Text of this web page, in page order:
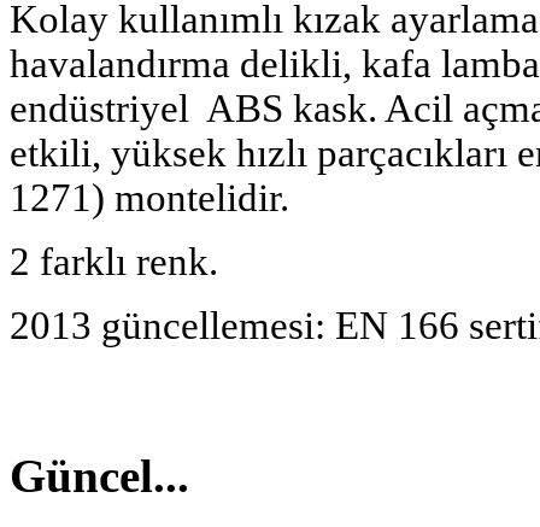
Kolay kullanımlı kızak
havalandırma delikli, kafa
endüstriyel ABS kask. Acil
etkili, yüksek hızlı
1271) montelidir.
2 farklı renk.
2013 güncellemesi: EN 166
Güncel...